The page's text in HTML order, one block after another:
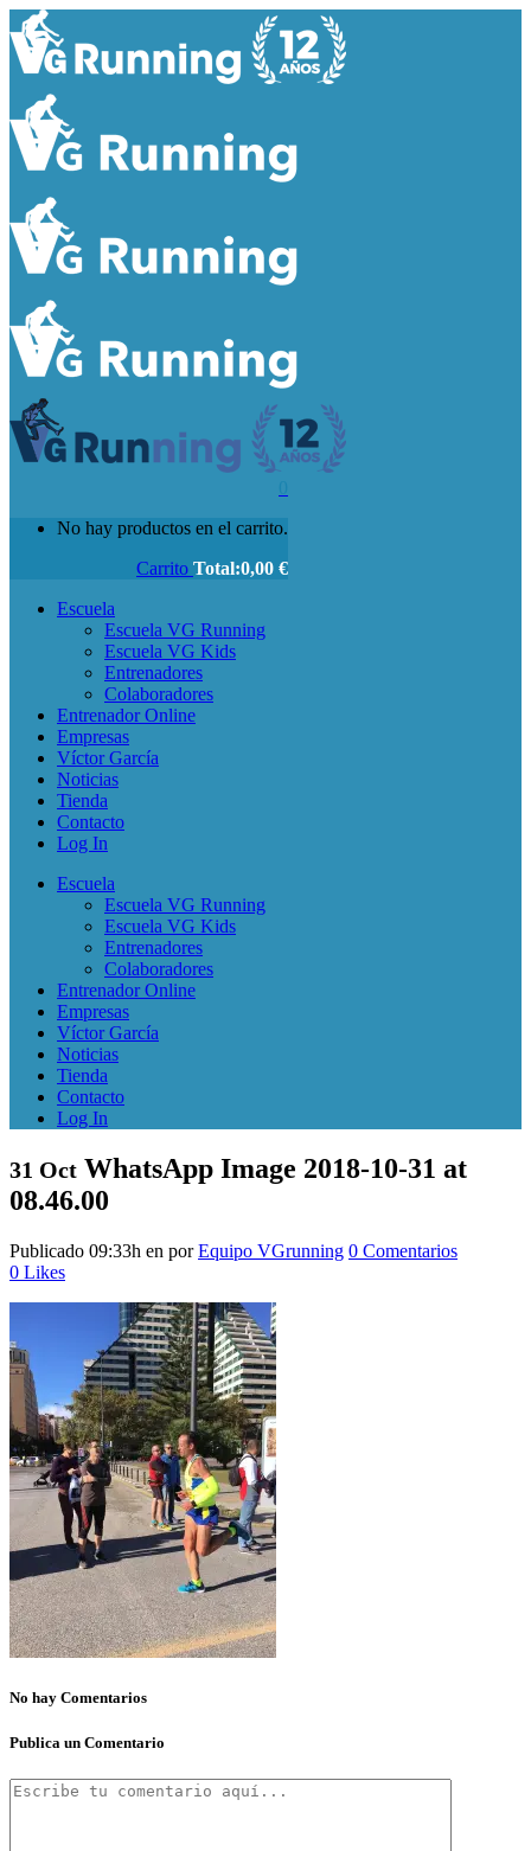
No hay productos en el carrito.
Carrito Total:0,00 €
Escuela
Escuela VG Running
Escuela VG Kids
Entrenadores
Colaboradores
Entrenador Online
Empresas
Víctor García
Noticias
Tienda
Contacto
Log In
Escuela
Escuela VG Running
Escuela VG Kids
Entrenadores
Colaboradores
Entrenador Online
Empresas
Víctor García
Noticias
Tienda
Contacto
Log In
31 Oct WhatsApp Image 2018-10-31 at
08.46.00
Publicado 09:33h en porEquipo VGrunning 0 Comentarios
0 Likes
No hay Comentarios
Publica un Comentario